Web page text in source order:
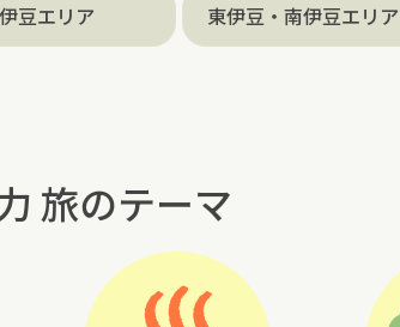
豆エリア 東伊豆・南伊豆エリア
旅のテーマ